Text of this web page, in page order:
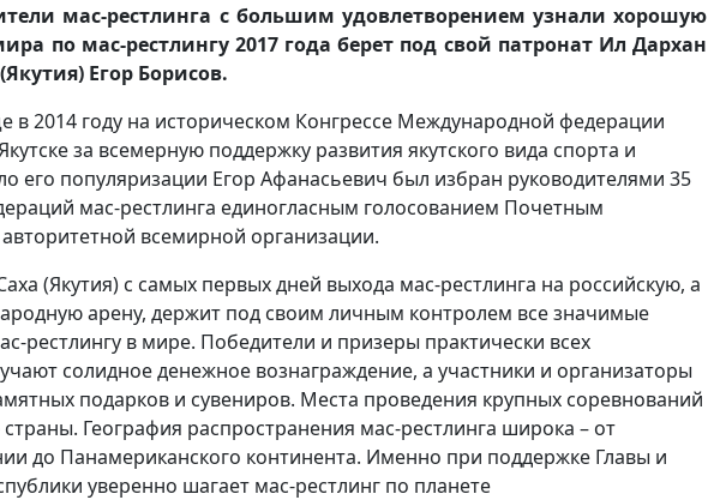
мас-рестлинга с большим удовлетворением узнали хорошую
по мас-рестлингу 2017 года берет под свой патронат Ил Дархан
Егор Борисов.
2014 году на историческом Конгрессе Международной федерации
за всемерную поддержку развития якутского вида спорта и
его популяризации Егор Афанасьевич был избран руководителями 35
мас-рестлинга единогласным голосованием Почетным
всемирной организации.
(Якутия) с самых первых дней выхода мас-рестлинга на российскую, а
арену, держит под своим личным контролем все значимые
рестлингу в мире. Победители и призеры практически всех
солидное денежное вознаграждение, а участники и организаторы
подарков и сувениров. Места проведения крупных соревнований
страны. География распространения мас-рестлинга широка – от
до Панамериканского континента. Именно при поддержке Главы и
уверенно шагает мас-рестлинг по планете